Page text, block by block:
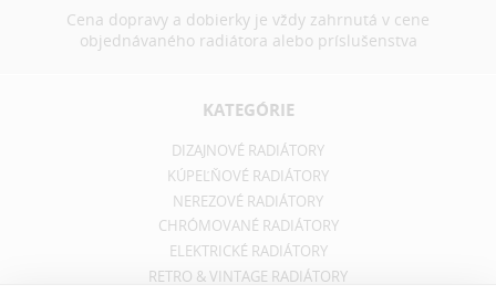
Cena dopravy a dobierky je vždy zahrnutá v cene
objednávaného radiátora alebo príslušenstva
KATEGÓRIE
DIZAJNOVÉ RADIÁTORY
KÚPEĽŇOVÉ RADIÁTORY
NEREZOVÉ RADIÁTORY
CHRÓMOVANÉ RADIÁTORY
ELEKTRICKÉ RADIÁTORY
RETRO & VINTAGE RADIÁTORY